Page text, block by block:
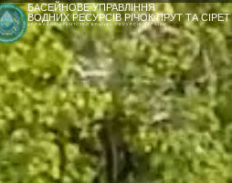
БАСЕЙНОВЕ УПРАВЛІННЯ
ВОДНИХ РЕСУРСІВ РІЧОК ПРУТ ТА СІРЕТ
ДЕРЖАВНЕ АГЕНТСТВО ВОДНИХ РЕСУРСІВ УКРАЇНИ